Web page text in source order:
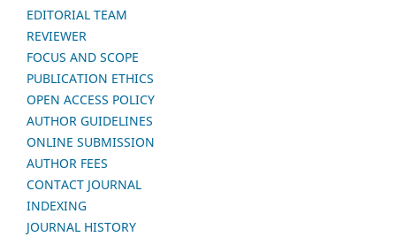
EDITORIAL TEAM
REVIEWER
FOCUS AND SCOPE
PUBLICATION ETHICS
OPEN ACCESS POLICY
AUTHOR GUIDELINES
ONLINE SUBMISSION
AUTHOR FEES
CONTACT JOURNAL
INDEXING
JOURNAL HISTORY